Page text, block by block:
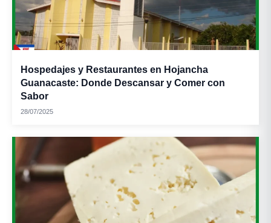
Hospedajes y Restaurantes en Hojancha
Guanacaste: Donde Descansar y Comer con
Sabor
28/07/2025